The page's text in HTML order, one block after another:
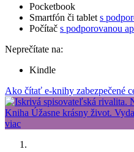
Pocketbook
Smartfón či tablet s
Počítač s podporovanou
Neprečítate na:
Kindle
Ako čítať e-knihy zabezpečené